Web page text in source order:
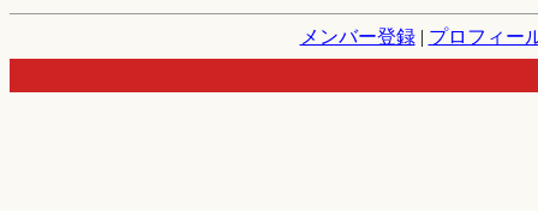
メンバー登録| プロフィー